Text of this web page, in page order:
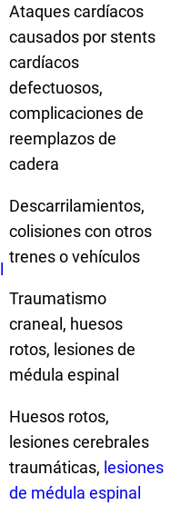
Ataques cardíacos
causados por stents
cardíacos
defectuosos,
complicaciones de
reemplazos de
cadera
Descarrilamientos,
colisiones con otros
trenes o vehículos
Traumatismo
craneal, huesos
rotos, lesiones de
médula espinal
Huesos rotos,
lesiones cerebrales
traumáticas, lesiones
de médula espinal